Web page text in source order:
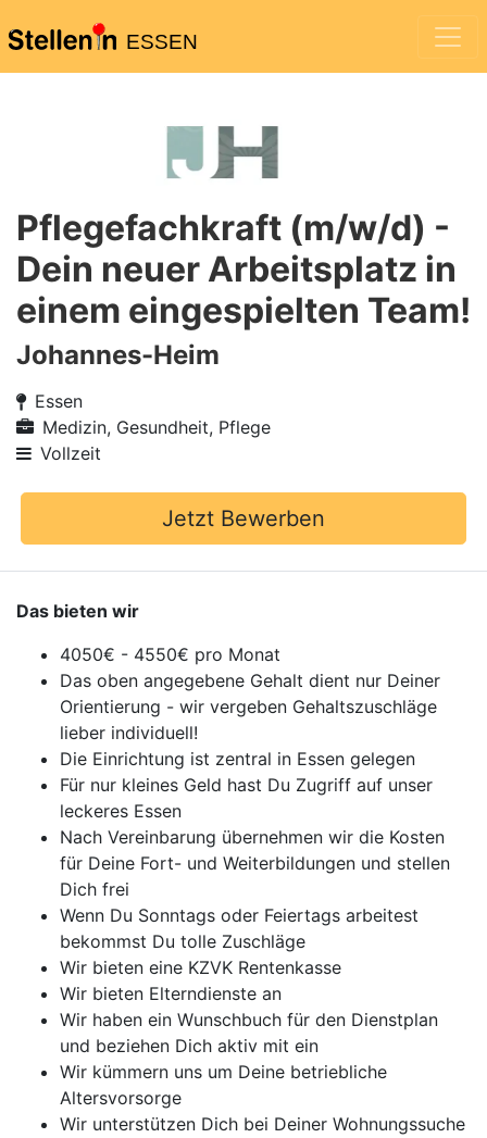
ESSEN
Pflegefachkraft (m/w/d) -
Dein neuer Arbeitsplatz in
einem eingespielten Team!
Johannes-Heim
Essen
Medizin, Gesundheit, Pflege
Vollzeit
Jetzt Bewerben
Das bieten wir
4050€ - 4550€ pro Monat
Das oben angegebene Gehalt dient nur Deiner
Orientierung - wir vergeben Gehaltszuschläge
lieber individuell!
Die Einrichtung ist zentral in Essen gelegen
Für nur kleines Geld hast Du Zugriff auf unser
leckeres Essen
Nach Vereinbarung übernehmen wir die Kosten
für Deine Fort- und Weiterbildungen und stellen
Dich frei
Wenn Du Sonntags oder Feiertags arbeitest
bekommst Du tolle Zuschläge
Wir bieten eine KZVK Rentenkasse
Wir bieten Elterndienste an
Wir haben ein Wunschbuch für den Dienstplan
und beziehen Dich aktiv mit ein
Wir kümmern uns um Deine betriebliche
Altersvorsorge
Wir unterstützen Dich bei Deiner Wohnungssuche